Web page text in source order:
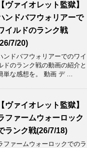
【ヴァイオレット監獄】
ンドバフウォリアーで
イルドのランク戦
7/20)
ンドバフウォリアーでのワイ
ドのランク戦の動画の紹介と
単な感想を。 動画 デ ...
【ヴァイオレット監獄】
ファームウォーロック
ランク戦(26/7/18)
ファームウォーロックでのラ